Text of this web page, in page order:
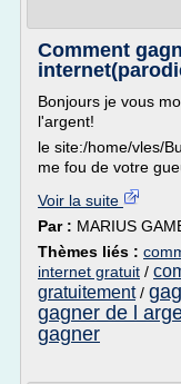
Comment
Bonjours je vous
l'argent!
le site:/home/vles/
me fou de votre
Voir la suite
Par : MARIUS
Thèmes liés :
internet gratuit /
gratuitement/
gagner de l
gagner